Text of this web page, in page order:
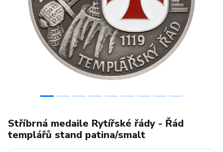
Previous
Stříbrná medaile Rytířské řády - Řád
templářů stand patina/smalt